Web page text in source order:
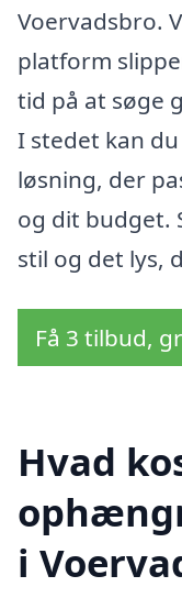
Voervadsbro.
platform
tid på at søge
I stedet kan
løsning, der
og dit budget.
stil og det lys,
Få 3 tilbud,
Hvad
i